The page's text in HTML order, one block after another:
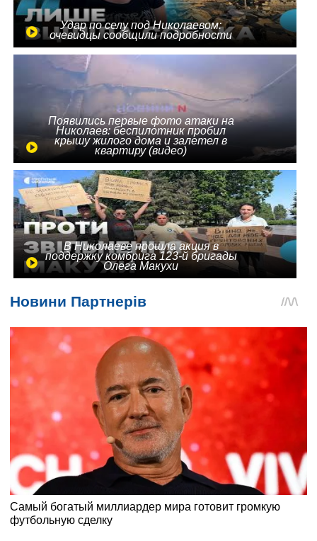
Удар по селу под Николаевом:
очевидцы сообщили подробности
Появились первые фото атаки на
Николаев: беспилотник пробил
крышу жилого дома и залетел в
квартиру (видео)
В Николаеве прошла акция в
поддержку комбрига 123-й бригады
Олега Макухи